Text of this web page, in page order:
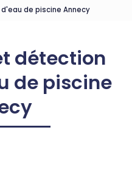
de piscine Annecy
détection
de piscine